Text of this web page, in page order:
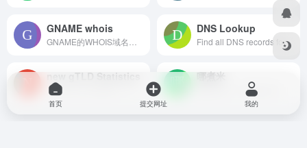
GNAME whois DNS Lookup
Find all DNS records for a domain name with this online tool. Nslookup shows A, AAAA, CNAME, TXT, MX, SPF, NS, SOA and more.
new gTLD Statistics 哪煮米
首页 提交网址 我的